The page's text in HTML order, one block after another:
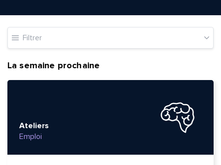
Filtrer
La semaine prochaine
Ateliers
Emploi